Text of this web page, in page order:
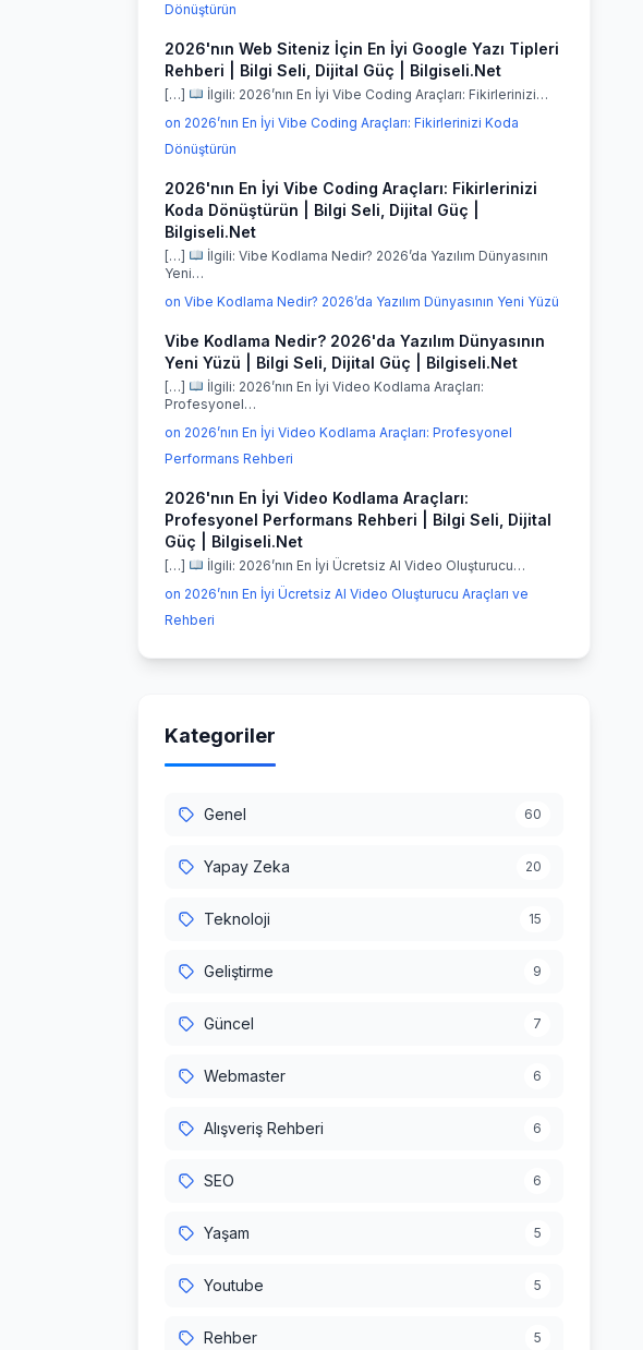
Dönüştürün
2026'nın Web Siteniz İçin En İyi Google Yazı Tipleri
Rehberi | Bilgi Seli, Dijital Güç | Bilgiseli.Net
[…]
İlgili: 2026’nın En İyi Vibe Coding Araçları: Fikirlerinizi…
on 2026’nın En İyi Vibe Coding Araçları: Fikirlerinizi Koda
Dönüştürün
2026'nın En İyi Vibe Coding Araçları: Fikirlerinizi
Koda Dönüştürün | Bilgi Seli, Dijital Güç |
Bilgiseli.Net
[…]
İlgili: Vibe Kodlama Nedir? 2026’da Yazılım Dünyasının
Yeni…
on Vibe Kodlama Nedir? 2026’da Yazılım Dünyasının Yeni Yüzü
Vibe Kodlama Nedir? 2026'da Yazılım Dünyasının
Yeni Yüzü | Bilgi Seli, Dijital Güç | Bilgiseli.Net
[…]
İlgili: 2026’nın En İyi Video Kodlama Araçları:
Profesyonel…
on 2026’nın En İyi Video Kodlama Araçları: Profesyonel
Performans Rehberi
2026'nın En İyi Video Kodlama Araçları:
Profesyonel Performans Rehberi | Bilgi Seli, Dijital
Güç | Bilgiseli.Net
[…]
İlgili: 2026’nın En İyi Ücretsiz AI Video Oluşturucu…
on 2026’nın En İyi Ücretsiz AI Video Oluşturucu Araçları ve
Rehberi
Kategoriler
Genel 60
Yapay Zeka 20
Teknoloji 15
Geliştirme 9
Güncel 7
Webmaster 6
Alışveriş Rehberi 6
SEO 6
Yaşam 5
Youtube 5
Rehber 5